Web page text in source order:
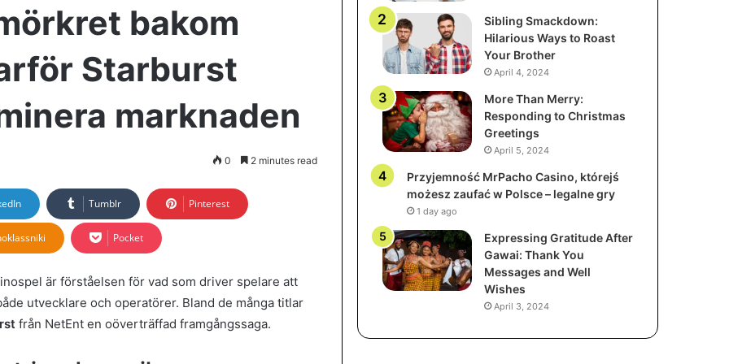
bakom
Starburst
marknaden
0 2 minutes read
Tumblr Pinterest
Pocket
är förståelsen för vad som driver spelare att
utvecklare och operatörer. Bland de många titlar
från NetEnt en oöverträffad framgångssaga.
Sibling Smackdown:
Hilarious Ways to Roast
Your Brother
April 4, 2024
More Than Merry:
Responding to Christmas
Greetings
April 5, 2024
Przyjemność MrPacho Casino, którejś
możesz zaufać w Polsce – legalne gry
1 day ago
Expressing Gratitude After
Gawai: Thank You
Messages and Well
Wishes
April 3, 2024